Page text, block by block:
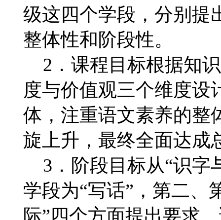
级这四个学段，分别提
整体性和阶段性。
2．课程目标根据知
度与价值观三个维度设
体，注重语文素养的整
旋上升，最终全面达成
3．阶段目标从“识字
学段为“写话”，第二、
际”四个方面提出要求